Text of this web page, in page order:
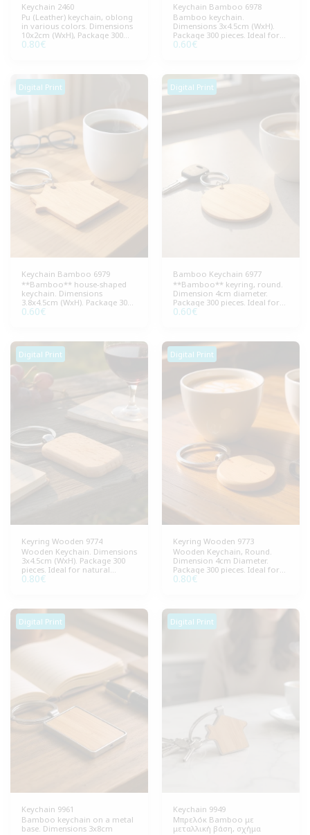
Keychain 2460
Pu (Leather) keychain, oblong
in various colors. Dimensions
10x2cm (WxH), Package 300
pieces. Ideal for laser
0.80€
Keychain Bamboo 6978
Bamboo keychain.
Dimensions 3x4.5cm (WxH).
Package 300 pieces. Ideal for
ecological promotional gifts
0.60€
Digital Print
Keychain Bamboo 6979
**Bamboo** house-shaped
keychain. Dimensions
3.8x4.5cm (WxH). Package 300
pieces. Ideal for ecological
0.60€
Digital Print
Bamboo Keychain 6977
**Bamboo** keyring, round.
Dimension 4cm diameter.
Package 300 pieces. Ideal for
ecological promotional gifts
0.60€
Digital Print
Keyring Wooden 9774
Wooden Keychain. Dimensions
3x4.5cm (WxH). Package 300
pieces. Ideal for natural
promotional gifts and
0.80€
Digital Print
Keyring Wooden 9773
Wooden Keychain, Round.
Dimension 4cm Diameter.
Package 300 pieces. Ideal for
promotional gifts and
0.80€
Digital Print
Keychain 9961
Bamboo keychain on a metal
base. Dimensions 3x8cm
Digital Print
Keychain 9949
Μπρελόκ Bamboo με
μεταλλική βάση, σχήμα